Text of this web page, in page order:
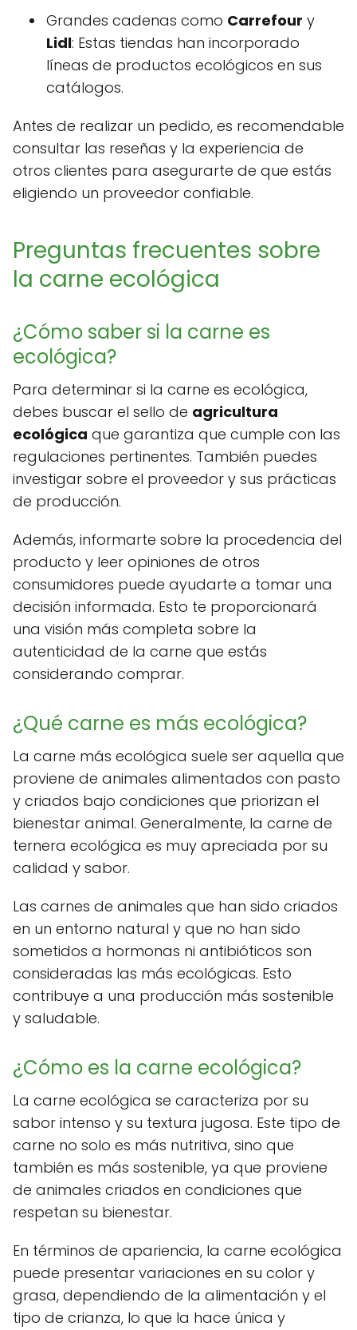
Grandes cadenas como Carrefour y
Lidl: Estas tiendas han incorporado
líneas de productos ecológicos en sus
catálogos.
Antes de realizar un pedido, es recomendable
consultar las reseñas y la experiencia de
otros clientes para asegurarte de que estás
eligiendo un proveedor confiable.
Preguntas frecuentes sobre
la carne ecológica
¿Cómo saber si la carne es
ecológica?
Para determinar si la carne es ecológica,
debes buscar el sello de agricultura
ecológica que garantiza que cumple con las
regulaciones pertinentes. También puedes
investigar sobre el proveedor y sus prácticas
de producción.
Además, informarte sobre la procedencia del
producto y leer opiniones de otros
consumidores puede ayudarte a tomar una
decisión informada. Esto te proporcionará
una visión más completa sobre la
autenticidad de la carne que estás
considerando comprar.
¿Qué carne es más ecológica?
La carne más ecológica suele ser aquella que
proviene de animales alimentados con pasto
y criados bajo condiciones que priorizan el
bienestar animal. Generalmente, la carne de
ternera ecológica es muy apreciada por su
calidad y sabor.
Las carnes de animales que han sido criados
en un entorno natural y que no han sido
sometidos a hormonas ni antibióticos son
consideradas las más ecológicas. Esto
contribuye a una producción más sostenible
y saludable.
¿Cómo es la carne ecológica?
La carne ecológica se caracteriza por su
sabor intenso y su textura jugosa. Este tipo de
carne no solo es más nutritiva, sino que
también es más sostenible, ya que proviene
de animales criados en condiciones que
respetan su bienestar.
En términos de apariencia, la carne ecológica
puede presentar variaciones en su color y
grasa, dependiendo de la alimentación y el
tipo de crianza, lo que la hace única y